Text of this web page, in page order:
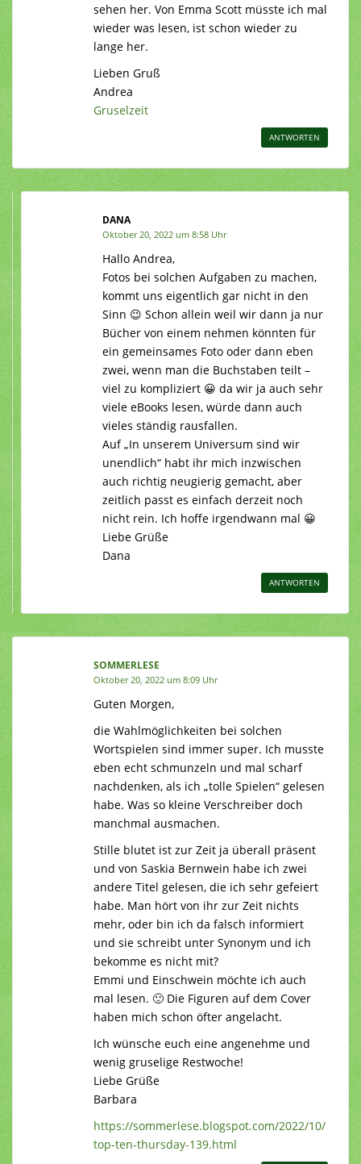
sehen her. Von Emma Scott müsste ich mal
wieder was lesen, ist schon wieder zu
lange her.
Lieben Gruß
Andrea
Gruselzeit
ANTWORTEN
DANA
Oktober 20, 2022 um 8:58 Uhr
Hallo Andrea,
Fotos bei solchen Aufgaben zu machen,
kommt uns eigentlich gar nicht in den
Sinn 😉 Schon allein weil wir dann ja nur
Bücher von einem nehmen könnten für
ein gemeinsames Foto oder dann eben
zwei, wenn man die Buchstaben teilt –
viel zu kompliziert 😀 da wir ja auch sehr
viele eBooks lesen, würde dann auch
vieles ständig rausfallen.
Auf „In unserem Universum sind wir
unendlich“ habt ihr mich inzwischen
auch richtig neugierig gemacht, aber
zeitlich passt es einfach derzeit noch
nicht rein. Ich hoffe irgendwann mal 😀
Liebe Grüße
Dana
ANTWORTEN
SOMMERLESE
Oktober 20, 2022 um 8:09 Uhr
Guten Morgen,
die Wahlmöglichkeiten bei solchen
Wortspielen sind immer super. Ich musste
eben echt schmunzeln und mal scharf
nachdenken, als ich „tolle Spielen“ gelesen
habe. Was so kleine Verschreiber doch
manchmal ausmachen.
Stille blutet ist zur Zeit ja überall präsent
und von Saskia Bernwein habe ich zwei
andere Titel gelesen, die ich sehr gefeiert
habe. Man hört von ihr zur Zeit nichts
mehr, oder bin ich da falsch informiert
und sie schreibt unter Synonym und ich
bekomme es nicht mit?
Emmi und Einschwein möchte ich auch
mal lesen. 🙂 Die Figuren auf dem Cover
haben mich schon öfter angelacht.
Ich wünsche euch eine angenehme und
wenig gruselige Restwoche!
Liebe Grüße
Barbara
https://sommerlese.blogspot.com/2022/10/
top-ten-thursday-139.html